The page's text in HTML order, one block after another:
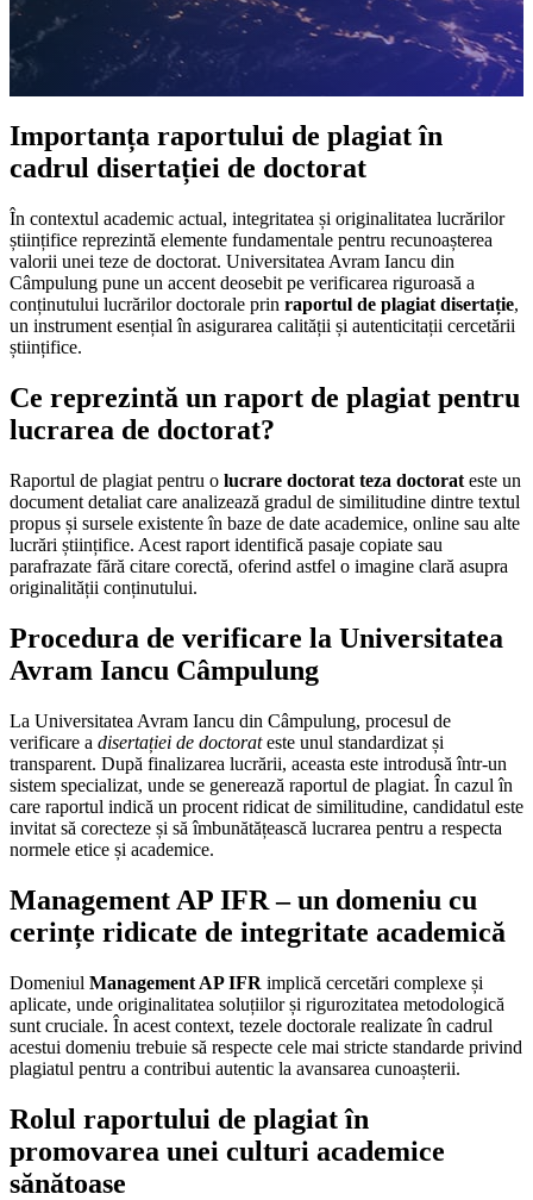
Importanța raportului de plagiat în
cadrul disertației de doctorat
În contextul academic actual, integritatea și originalitatea lucrărilor
științifice reprezintă elemente fundamentale pentru recunoașterea
valorii unei teze de doctorat. Universitatea Avram Iancu din
Câmpulung pune un accent deosebit pe verificarea riguroasă a
conținutului lucrărilor doctorale prin raportul de plagiat disertație,
un instrument esențial în asigurarea calității și autenticitații cercetării
științifice.
Ce reprezintă un raport de plagiat pentru
lucrarea de doctorat?
Raportul de plagiat pentru o lucrare doctorat teza doctorat este un
document detaliat care analizează gradul de similitudine dintre textul
propus și sursele existente în baze de date academice, online sau alte
lucrări științifice. Acest raport identifică pasaje copiate sau
parafrazate fără citare corectă, oferind astfel o imagine clară asupra
originalității conținutului.
Procedura de verificare la Universitatea
Avram Iancu Câmpulung
La Universitatea Avram Iancu din Câmpulung, procesul de
verificare a disertației de doctorateste unul standardizat și
transparent. După finalizarea lucrării, aceasta este introdusă într-un
sistem specializat, unde se generează raportul de plagiat. În cazul în
care raportul indică un procent ridicat de similitudine, candidatul este
invitat să corecteze și să îmbunătățească lucrarea pentru a respecta
normele etice și academice.
Management AP IFR – un domeniu cu
cerințe ridicate de integritate academică
Domeniul Management AP IFR implică cercetări complexe și
aplicate, unde originalitatea soluțiilor și rigurozitatea metodologică
sunt cruciale. În acest context, tezele doctorale realizate în cadrul
acestui domeniu trebuie să respecte cele mai stricte standarde privind
plagiatul pentru a contribui autentic la avansarea cunoașterii.
Rolul raportului de plagiat în
promovarea unei culturi academice
sănătoase